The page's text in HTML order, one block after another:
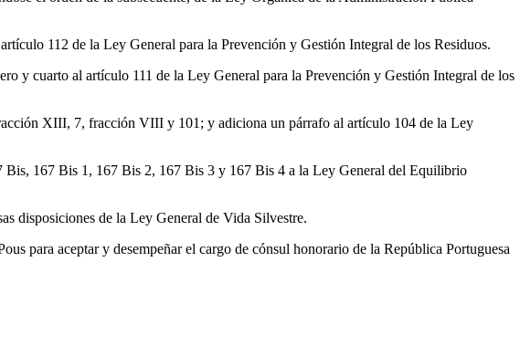
112 de la Ley General para la Prevención y Gestión Integral de los Residuos.
y cuarto al artículo 111 de la Ley General para la Prevención y Gestión Integral de los
XIII, 7, fracción VIII y 101; y adiciona un párrafo al artículo 104 de la Ley
Bis, 167 Bis 1, 167 Bis 2, 167 Bis 3 y 167 Bis 4 a la Ley General del Equilibrio
disposiciones de la Ley General de Vida Silvestre.
para aceptar y desempeñar el cargo de cónsul honorario de la República Portuguesa